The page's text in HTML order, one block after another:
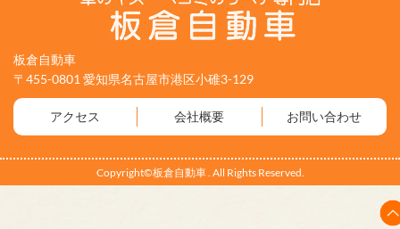
板倉自動車
〒455-0801 愛知県名古屋市港区小碓3-129
アクセス 会社概要 お問い合わせ
Copyright©板倉自動車 . All Rights Reserved.